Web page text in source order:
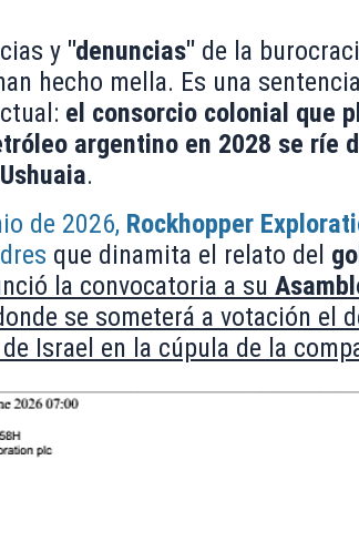
y "denuncias"de la
hecho mella. Es una
el consorcio colonial que
argentino en 2028 se ríe
.
de 2026, Rockhopper
que dinamita el relato del
la convocatoria a su
se someterá a votación el
Israel en la cúpula de la